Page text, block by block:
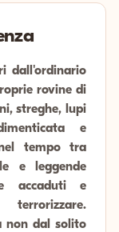
dall'ordinario
rovine di
streghe, lupi
e
tempo tra
e leggende
accaduti e
non dal solito